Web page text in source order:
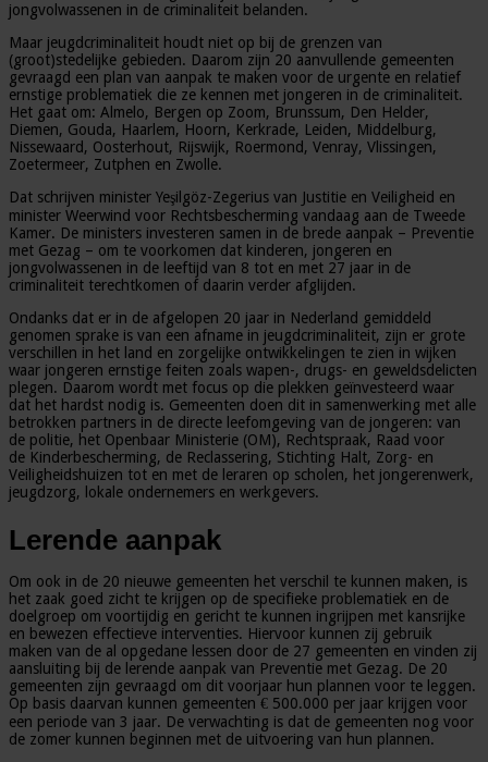
jongvolwassenen in de criminaliteit belanden.
Maar jeugdcriminaliteit houdt niet op bij de grenzen van
(groot)stedelijke gebieden. Daarom zijn 20 aanvullende gemeenten
gevraagd een plan van aanpak te maken voor de urgente en relatief
ernstige problematiek die ze kennen met jongeren in de criminaliteit.
Het gaat om: Almelo, Bergen op Zoom, Brunssum, Den Helder,
Diemen, Gouda, Haarlem, Hoorn, Kerkrade, Leiden, Middelburg,
Nissewaard, Oosterhout, Rijswijk, Roermond, Venray, Vlissingen,
Zoetermeer, Zutphen en Zwolle.
Dat schrijven minister Yeşilgöz-Zegerius van Justitie en Veiligheid en
minister Weerwind voor Rechtsbescherming vandaag aan de Tweede
Kamer. De ministers investeren samen in de brede aanpak – Preventie
met Gezag – om te voorkomen dat kinderen, jongeren en
jongvolwassenen in de leeftijd van 8 tot en met 27 jaar in de
criminaliteit terechtkomen of daarin verder afglijden.
Ondanks dat er in de afgelopen 20 jaar in Nederland gemiddeld
genomen sprake is van een afname in jeugdcriminaliteit, zijn er grote
verschillen in het land en zorgelijke ontwikkelingen te zien in wijken
waar jongeren ernstige feiten zoals wapen-, drugs- en geweldsdelicten
plegen. Daarom wordt met focus op die plekken geïnvesteerd waar
dat het hardst nodig is. Gemeenten doen dit in samenwerking met alle
betrokken partners in de directe leefomgeving van de jongeren: van
de politie, het Openbaar Ministerie (OM), Rechtspraak, Raad voor
de Kinderbescherming, de Reclassering, Stichting Halt, Zorg- en
Veiligheidshuizen tot en met de leraren op scholen, het jongerenwerk,
jeugdzorg, lokale ondernemers en werkgevers.
Lerende aanpak
Om ook in de 20 nieuwe gemeenten het verschil te kunnen maken, is
het zaak goed zicht te krijgen op de specifieke problematiek en de
doelgroep om voortijdig en gericht te kunnen ingrijpen met kansrijke
en bewezen effectieve interventies. Hiervoor kunnen zij gebruik
maken van de al opgedane lessen door de 27 gemeenten en vinden zij
aansluiting bij de lerende aanpak van Preventie met Gezag. De 20
gemeenten zijn gevraagd om dit voorjaar hun plannen voor te leggen.
Op basis daarvan kunnen gemeenten € 500.000 per jaar krijgen voor
een periode van 3 jaar. De verwachting is dat de gemeenten nog voor
de zomer kunnen beginnen met de uitvoering van hun plannen.